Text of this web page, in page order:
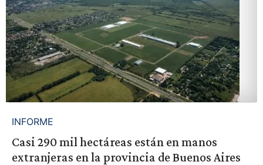
INFORME
Casi 290 mil hectáreas están en manos
extranjeras en la provincia de Buenos Aires